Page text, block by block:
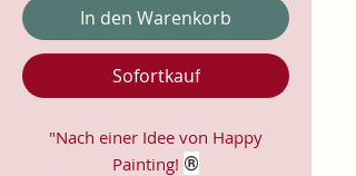
In den Warenkorb
Sofortkauf
"Nach einer Idee von Happy
Painting! ®